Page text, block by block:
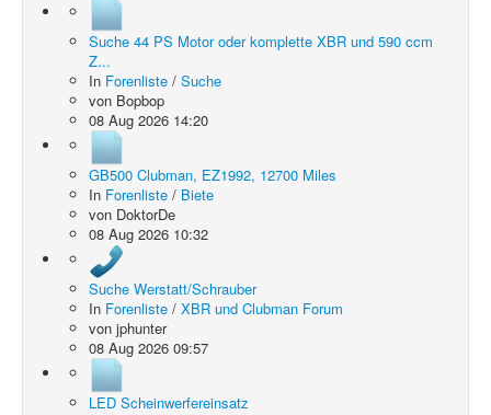
Suche 44 PS Motor oder komplette XBR und 590 ccm
Z...
In Forenliste / Suche
von Bopbop
08 Aug 2026 14:20
GB500 Clubman, EZ1992, 12700 Miles
In Forenliste / Biete
von DoktorDe
08 Aug 2026 10:32
Suche Werstatt/Schrauber
In Forenliste / XBR und Clubman Forum
von jphunter
08 Aug 2026 09:57
LED Scheinwerfereinsatz